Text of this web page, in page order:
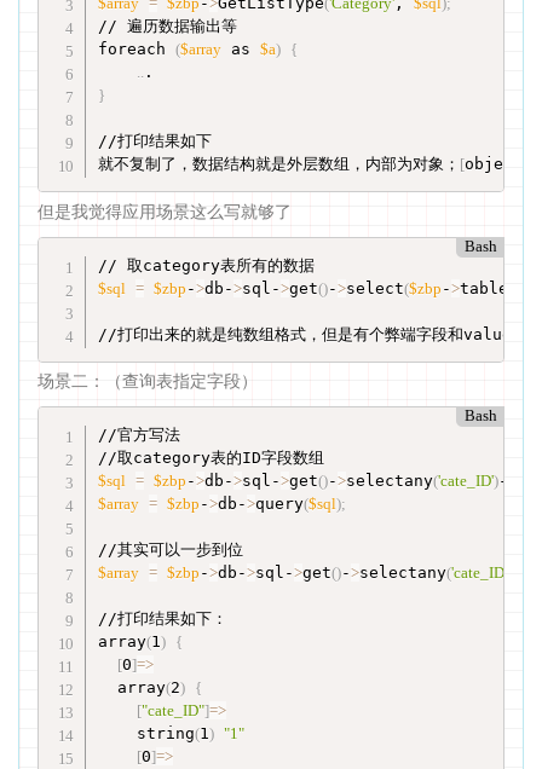
// 遍历数据输出等
foreach ($array as $a) {
..
}
//打印结果如下
就不复制了，数据结构就是外层数组，内部为对象； [
但是我觉得应用场景这么写就够了
Bash
$sql
= $zbp ->db->sql->get()->select($zbp ->table
//打印出来的就是纯数组格式，但是有个弊端字段和value值
场景二：（查询表指定字段）
Bash
//官方写法
$sql = $zbp ->db->sql->get()->selectany('cate_ID')-
$array = $zbp ->db->query($sql);
$array = $zbp ->db->sql->get()->selectany('cate_ID'
//打印结果如下：
array(1) {
[0]=>
  array
(2) {
["cate_ID"]=>
    string
(1) "1"
[0]=>